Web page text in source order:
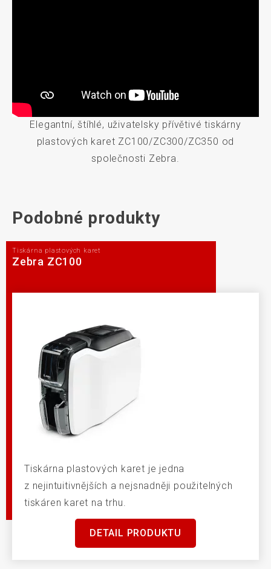
Elegantní, štíhlé, uživatelsky přívětivé tiskárny
plastových karet ZC100/ZC300/ZC350 od
společnosti Zebra.
Podobné produkty
Tiskárna plastových karet
Zebra ZC100
Tiskárna plastových karet je jedna
z nejintuitivnějších a nejsnadněji použitelných
tiskáren karet na trhu.
DETAIL PRODUKTU